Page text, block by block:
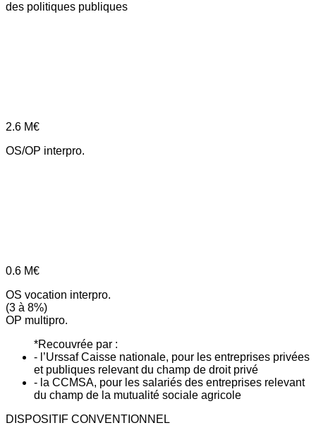
des politiques publiques
2.6 M€
OS/OP interpro.
0.6 M€
OS vocation interpro.
(3 à 8%)
OP multipro.
*Recouvrée par :
- l’Urssaf Caisse nationale, pour les entreprises privées
et publiques relevant du champ de droit privé
- la CCMSA, pour les salariés des entreprises relevant
du champ de la mutualité sociale agricole
DISPOSITIF CONVENTIONNEL